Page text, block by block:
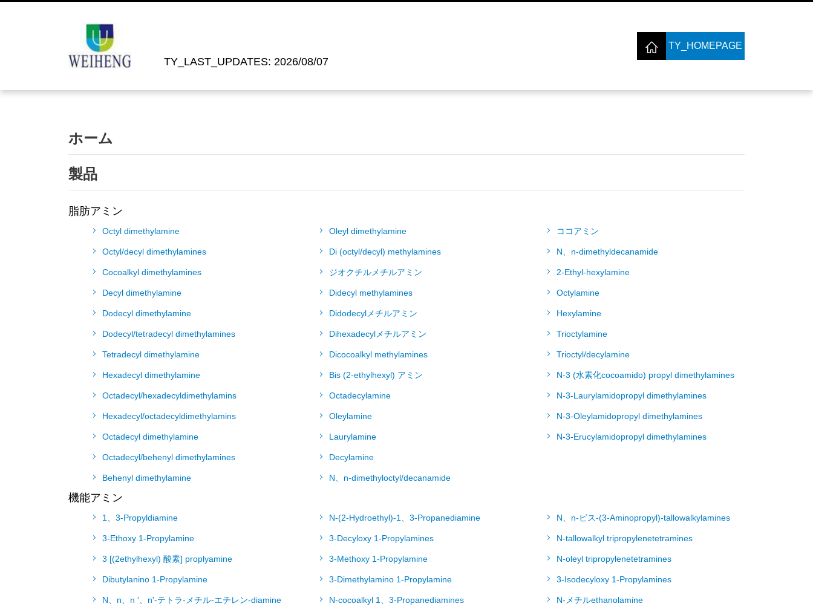
TY_LAST_UPDATES: 2026/08/07
TY_HOMEPAGE
ホーム
製品
脂肪アミン
Octyl dimethylamine
Octyl/decyl dimethylamines
Cocoalkyl dimethylamines
Decyl dimethylamine
Dodecyl dimethylamine
Dodecyl/tetradecyl dimethylamines
Tetradecyl dimethylamine
Hexadecyl dimethylamine
Octadecyl/hexadecyldimethylamins
Hexadecyl/octadecyldimethylamins
Octadecyl dimethylamine
Octadecyl/behenyl dimethylamines
Behenyl dimethylamine
Oleyl dimethylamine
Di (octyl/decyl) methylamines
ジオクチルメチルアミン
Didecyl methylamines
Didodecylメチルアミン
Dihexadecylメチルアミン
Dicocoalkyl methylamines
Bis (2-ethylhexyl) アミン
Octadecylamine
Oleylamine
Laurylamine
Decylamine
N、n-dimethyloctyl/decanamide
ココアミン
N、n-dimethyldecanamide
2-Ethyl-hexylamine
Octylamine
Hexylamine
Trioctylamine
Trioctyl/decylamine
N-3 (水素化cocoamido) propyl dimethylamines
N-3-Laurylamidopropyl dimethylamines
N-3-Oleylamidopropyl dimethylamines
N-3-Erucylamidopropyl dimethylamines
機能アミン
1、3-Propyldiamine
3-Ethoxy 1-Propylamine
3 [(2ethylhexyl) 酸素] proplyamine
Dibutylanino 1-Propylamine
N、n、n '、n'-テトラ-メチル-エチレン-diamine
N-(2-Hydroethyl)-1、3-Propanediamine
3-Decyloxy 1-Propylamines
3-Methoxy 1-Propylamine
3-Dimethylamino 1-Propylamine
N-cocoalkyl 1、3-Propanediamines
N、n-ビス-(3-Aminopropyl)-tallowalkylamines
N-tallowalkyl tripropylenetetramines
N-oleyl tripropylenetetramines
3-Isodecyloxy 1-Propylamines
N-メチルethanolamine